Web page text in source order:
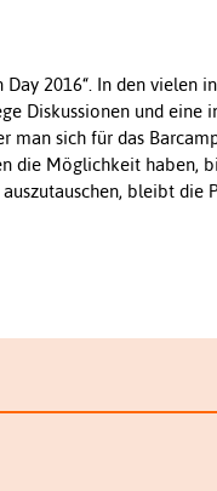
2016“. In den vielen
Diskussionen und eine
man sich für das
die Möglichkeit haben,
bleibt die